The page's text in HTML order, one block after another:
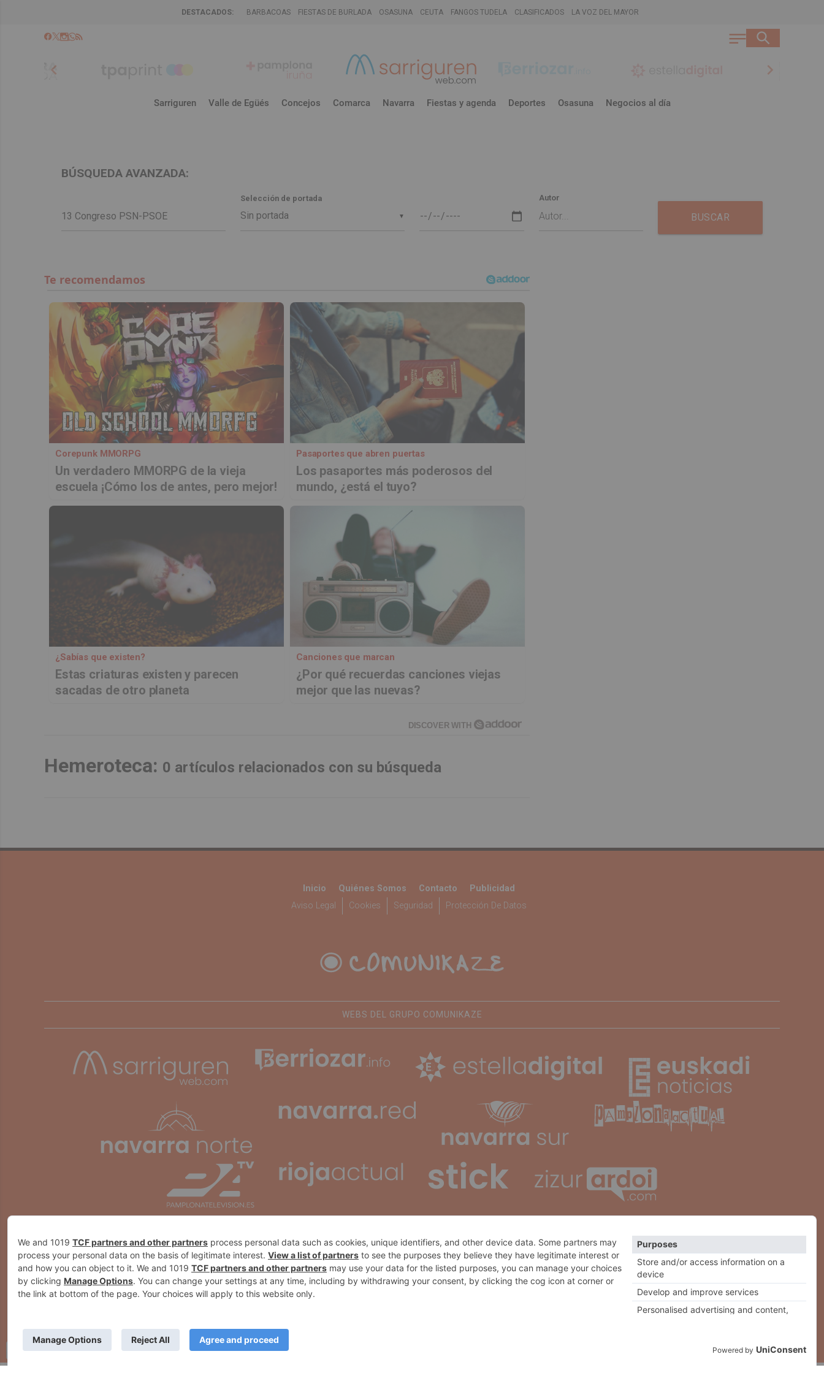
DESTACADOS: BARBACOAS FIESTAS DE BURLADA OSASUNA CEUTA FANGOS TUDELA CLASIFICADOS LA VOZ DEL MAYOR
chevron_left chevron_right
Sarriguren Valle de Egüés Concejos Comarca Navarra Fiestas y agenda Deportes Osasuna Negocios al día
BÚSQUEDA AVANZADA:
▼
Selección de portada Autor
BUSCAR
Corepunk MMORPG
Un verdadero MMORPG de la vieja
escuela ¡Cómo los de antes, pero mejor!
Pasaportes que abren puertas
Los pasaportes más poderosos del
mundo, ¿está el tuyo?
¿Sabías que existen?
Estas criaturas existen y parecen
sacadas de otro planeta
Canciones que marcan
¿Por qué recuerdas canciones viejas
mejor que las nuevas?
DISCOVER WITH
Hemeroteca: 0 artículos relacionados con su búsqueda
Inicio Quiénes Somos Contacto
Publicidad
Aviso Legal
Cookies Seguridad Protección De Datos
WEBS DEL GRUPO COMUNIKAZE